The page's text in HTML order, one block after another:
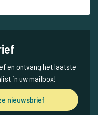
en ontvang het laatste
in uw mailbox!
nieuwsbrief